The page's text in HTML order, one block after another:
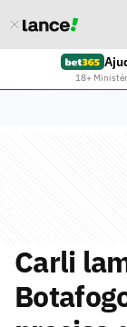
18+
Carli